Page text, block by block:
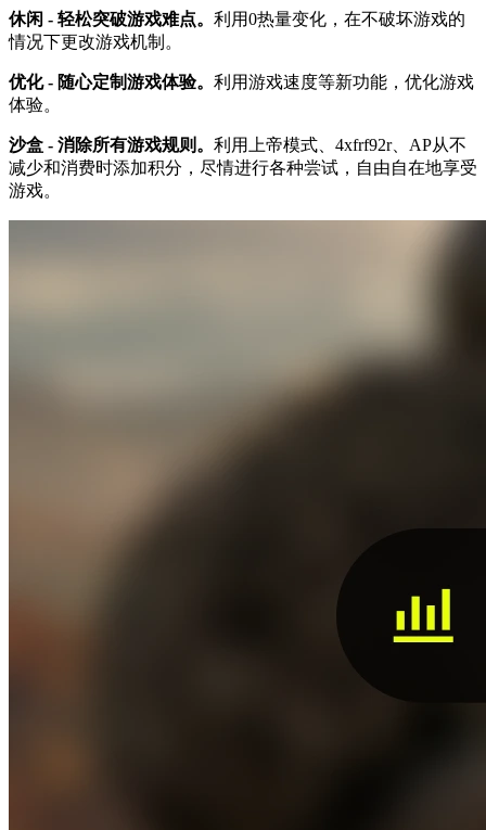
休闲 - 轻松突破游戏难点。 利用0热量变化，在不破坏游戏的
情况下更改游戏机制。
优化 - 随心定制游戏体验。 利用游戏速度等新功能，优化游戏
体验。
沙盒 - 消除所有游戏规则。 利用上帝模式、4xfrf92r、AP从不
减少和消费时添加积分，尽情进行各种尝试，自由自在地享受
游戏。